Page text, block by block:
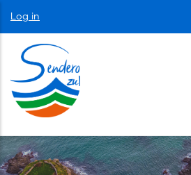
Skip
to
main
content
User
account
menu
Log in